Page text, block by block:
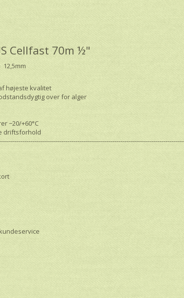
Cellfast 70m ½"
højeste kvalitet
over for alger
−20/+60°С
driftsforhold